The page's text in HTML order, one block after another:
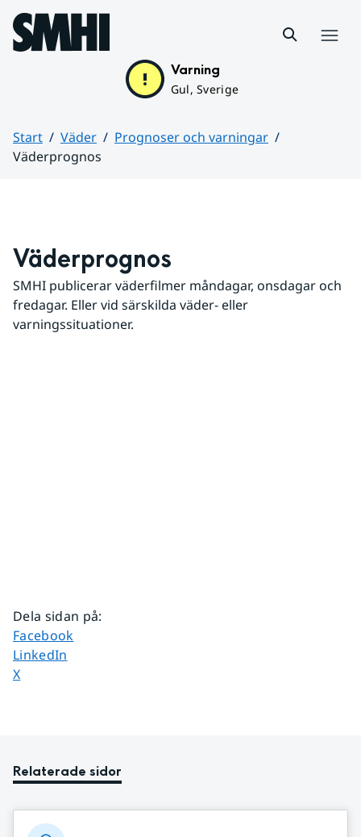
Hoppa till sidans innehåll
Varning
Gul, Sverige
Start Väder
Prognoser och varningar
Väderprognos
Väderprognos
SMHI publicerar väderfilmer måndagar, onsdagar och
fredagar. Eller vid särskilda väder- eller
varningssituationer.
Dela sidan på:
Dela sidan på
Facebook
Dela sidan på
LinkedIn
Dela sidan på
X
Relaterade sidor